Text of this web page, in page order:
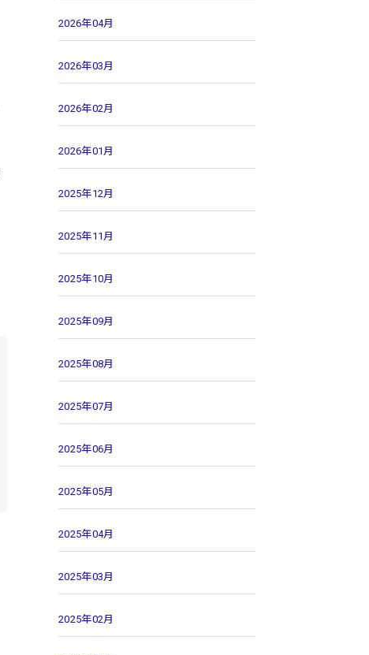
2026年04月
2026年03月
2026年02月
2026年01月
2025年12月
2025年11月
2025年10月
2025年09月
2025年08月
2025年07月
2025年06月
2025年05月
2025年04月
2025年03月
2025年02月